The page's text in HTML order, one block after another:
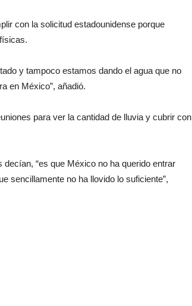
con la solicitud estadounidense porque
y tampoco estamos dando el agua que no
en México”, añadió.
para ver la cantidad de lluvia y cubrir con
“es que México no ha querido entrar
sencillamente no ha llovido lo suficiente”,